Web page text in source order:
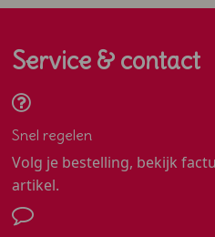
Service & contact
Snel regelen
Volg je bestelling, bekijk
artikel.